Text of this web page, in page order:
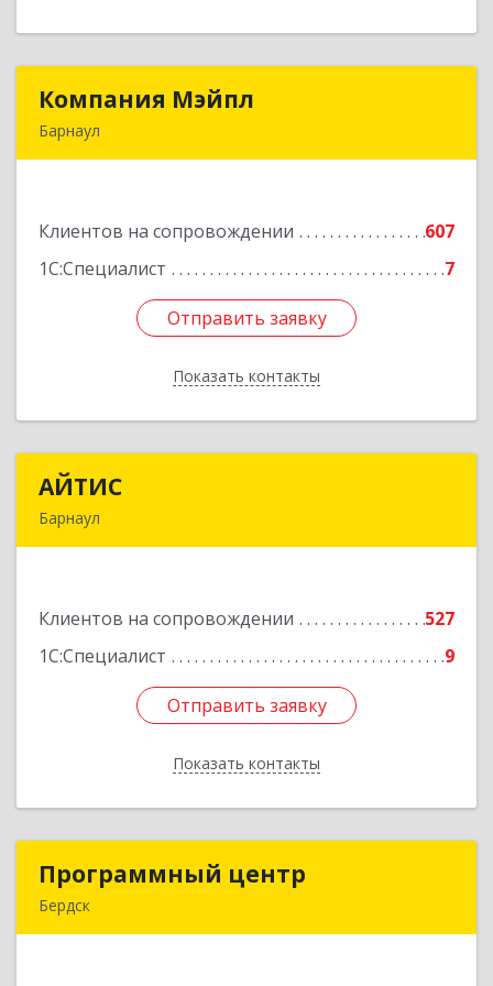
Компания Мэйпл
Барнаул
Клиентов на сопровождении
607
1С:Специалист
7
Отправить заявку
Показать контакты
Компания Мэйпл
Подробнее
Отправить заявку
Назад
АЙТИС
Барнаул
Клиентов на сопровождении
527
1С:Специалист
9
Отправить заявку
Показать контакты
Подробнее
Отправить заявку
Назад
Программный центр
Бердск
Программный центр